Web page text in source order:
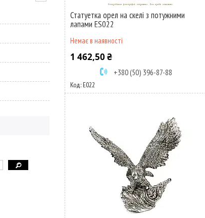
Статуетка орел на скелі з потужними
лапами ES022
Немає в наявності
1 462,50 ₴
+380 (50) 396-87-88
E022